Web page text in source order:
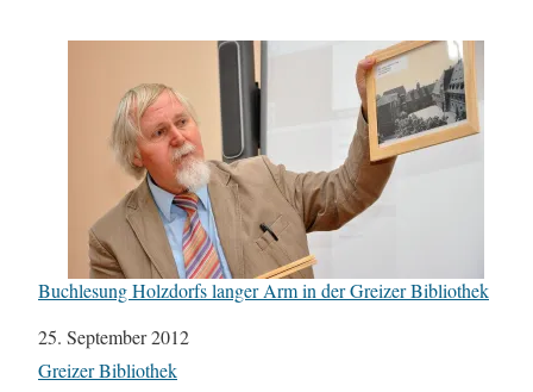
Buchlesung Holzdorfs langer Arm in der Greizer Bibliothek
Datum
25. September 2012
In Bezug auf
Greizer Bibliothek